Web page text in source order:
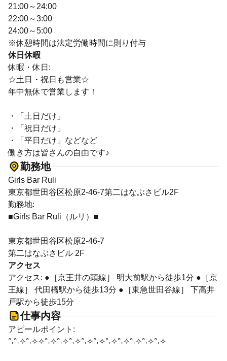
21:00～24:00
22:00～3:00
24:00～5:00
※休憩時間は法定労働時間に則り付与
休日休暇
休暇・休日:
☆土日・祝日も営業☆
年中無休で営業します！
・「土日だけ」
・「祝日だけ」
・「平日だけ」などなど
働き方は皆さんの自由です♪
勤務地
Girls Bar Ruli
東京都世田谷区松原2-46-7第二はなぶさビル2F
勤務地:
■Girls Bar Ruli（ルリ）■
東京都世田谷区松原2-46-7
第二はなぶさビル 2F
アクセス
アクセス: ●［京王井の頭線］ 明大前駅から徒歩1分 ●［京
王線］ 代田橋駅から徒歩13分 ●［東急世田谷線］ 下高井
戸駅から徒歩15分
仕事内容
アピールポイント:
°˖°˖✧°˖✧✧°˖✧°˖✧°˖✧°˖✧°˖✧°˖✧°˖✧°˖✧°˖✧°˖✧